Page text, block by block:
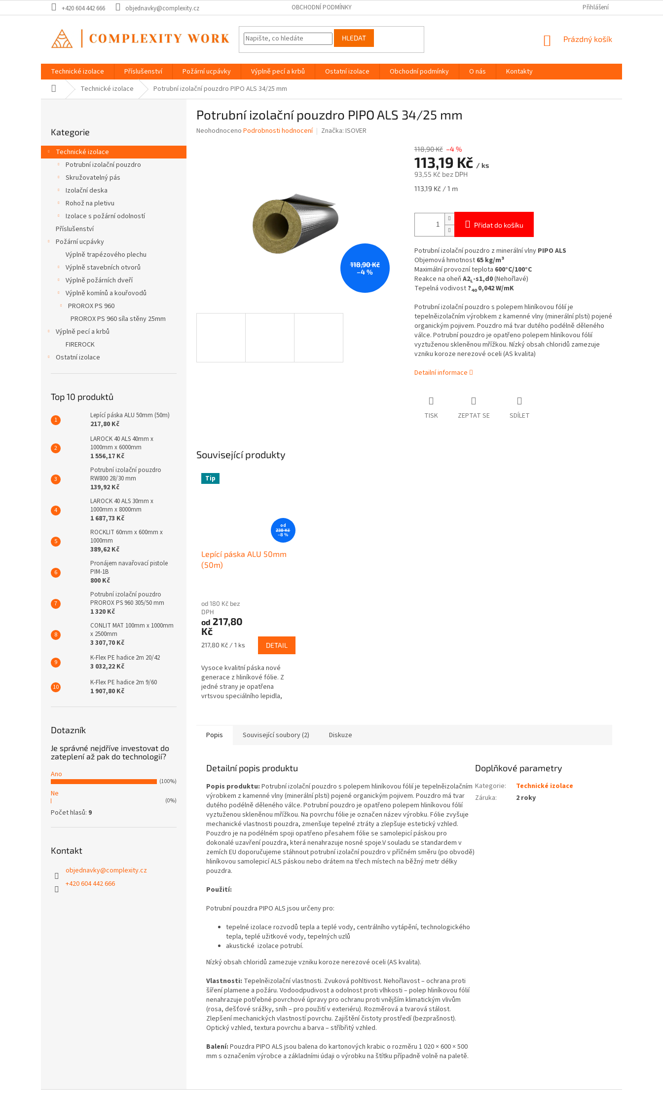
na
+420 604 442 666 objednavky@complexity.cz OBCHODNÍ PODMÍNKY Přihlášení
HLEDAT
NÁKUPNÍ
Prázdný košík
Technické izolace Příslušenství Požární ucpávky Výplně pecí a krbů Ostatní izolace Obchodní podmínky O nás
Kontakty
Domů Technické izolace Potrubní izolační pouzdro PIPO ALS 34/25 mm
r
a
kategorie
Kategorie
Technické izolace
Potrubní izolační pouzdro
Skružovatelný pás
Izolační deska
Rohož na pletivu
Izolace s požární odolností
Příslušenství
Požární ucpávky
Výplně trapézového plechu
Výplně stavebních otvorů
Výplně požárních dveří
Výplně komínů a kouřovodů
PROROX PS 960
PROROX PS 960 síla stěny 25mm
Výplně pecí a krbů
FIREROCK
Ostatní izolace
Top 10 produktů
Lepící páska ALU 50mm (50m)
217,80 Kč
LAROCK 40 ALS 40mm x
1000mm x 6000mm
1 556,17 Kč
Potrubní izolační pouzdro
RW800 28/30 mm
139,92 Kč
LAROCK 40 ALS 30mm x
1000mm x 8000mm
1 687,73 Kč
ROCKLIT 60mm x 600mm x
1000mm
389,62 Kč
Pronájem navařovací pistole
PIM-1B
800 Kč
Potrubní izolační pouzdro
PROROX PS 960 305/50 mm
1 320 Kč
CONLIT MAT 100mm x 1000mm
x 2500mm
3 307,70 Kč
K-Flex PE hadice 2m 20/42
3 032,22 Kč
K-Flex PE hadice 2m 9/60
1 907,80 Kč
Dotazník
Je správné nejdříve investovat do
zateplení až pak do technologií?
Ano
(100%)
Ne
(0%)
Počet hlasů: 9
Kontakt
objednavky@complexity.cz
+420 604 442 666
Potrubní izolační pouzdro PIPO ALS 34/25 mm
Průměrné
Neohodnoceno Podrobnosti hodnocení Značka: ISOVER
118,90 Kč
–4 %
118,90 Kč –4 %
113,19 Kč / ks
93,55 Kč bez DPH
Měrná
113,19 Kč / 1 m
Přidat do košíku
Potrubní izolační pouzdro z minerální vlny PIPO ALS
Objemová hmotnost 65 kg/m3
Maximální provozní teplota 600°C/100°C
Reakce na oheň A2L-s1,d0(Nehořlavé)
Tepelná vodivost ?40 0,042 W/mK
Potrubní izolační pouzdro s polepem hliníkovou fólií je
tepelněizolačním výrobkem z kamenné vlny (minerální plsti) pojené
organickým pojivem. Pouzdro má tvar dutého podélně děleného
válce. Potrubní pouzdro je opatřeno polepem hliníkovou fólií
vyztuženou skleněnou mřížkou. Nízký obsah chloridů zamezuje
vzniku koroze nerezové oceli (AS kvalita)
Detailní informace
TISK ZEPTAT SE SDÍLET
Související produkty
Tip
od
238 Kč
–8 %
Lepící páska ALU 50mm
(50m)
od 180 Kč bez
DPH
od 217,80
Kč
Měrná
217,80 Kč / 1 ks DETAIL
Vysoce kvalitní páska nové
generace z hliníkové fólie. Z
jedné strany je opatřena
vrtsvou speciálního lepidla,
Popis Související soubory (2) Diskuze
Detailní popis produktu
Popis produktu: Potrubní izolační pouzdro s polepem hliníkovou fólií je tepelněizolačním
výrobkem z kamenné vlny (minerální plsti) pojené organickým pojivem. Pouzdro má tvar
dutého podélně děleného válce. Potrubní pouzdro je opatřeno polepem hliníkovou fólií
vyztuženou skleněnou mřížkou. Na povrchu fólie je označen název výrobku. Fólie zvyšuje
mechanické vlastnosti pouzdra, zmenšuje tepelné ztráty a zlepšuje estetický vzhled.
Pouzdro je na podélném spoji opatřeno přesahem fólie se samolepicí páskou pro
dokonalé uzavření pouzdra, která nenahrazuje nosné spoje.V souladu se standardem v
zemích EU doporučujeme stáhnout potrubní izolační pouzdro v příčném směru (po obvodě)
hliníkovou samolepicí ALS páskou nebo drátem na třech místech na běžný metr délky
pouzdra.
Použití:
Potrubní pouzdra PIPO ALS jsou určeny pro:
tepelné izolace rozvodů tepla a teplé vody, centrálního vytápění, technologického
tepla, teplé užitkové vody, tepelných uzlů
akustické izolace potrubí.
Nízký obsah chloridů zamezuje vzniku koroze nerezové oceli (AS kvalita).
Vlastnosti: Tepelněizolační vlastnosti. Zvuková pohltivost. Nehořlavost – ochrana proti
šíření plamene a požáru. Vodoodpudivost a odolnost proti vlhkosti – polep hliníkovou fólií
nenahrazuje potřebné povrchové úpravy pro ochranu proti vnějším klimatickým vlivům
(rosa, dešťové srážky, sníh – pro použití v exteriéru). Rozměrová a tvarová stálost.
Zlepšení mechanických vlastností povrchu. Zajištění čistoty prostředí (bezprašnost).
Optický vzhled, textura povrchu a barva – stříbřitý vzhled.
Balení: Pouzdra PIPO ALS jsou balena do kartonových krabic o rozměru 1 020 × 600 × 500
mm s označením výrobce a základními údaji o výrobku na štítku případně volně na paletě.
Doplňkové parametry
Kategorie:
Technické izolace
Záruka: 2 roky